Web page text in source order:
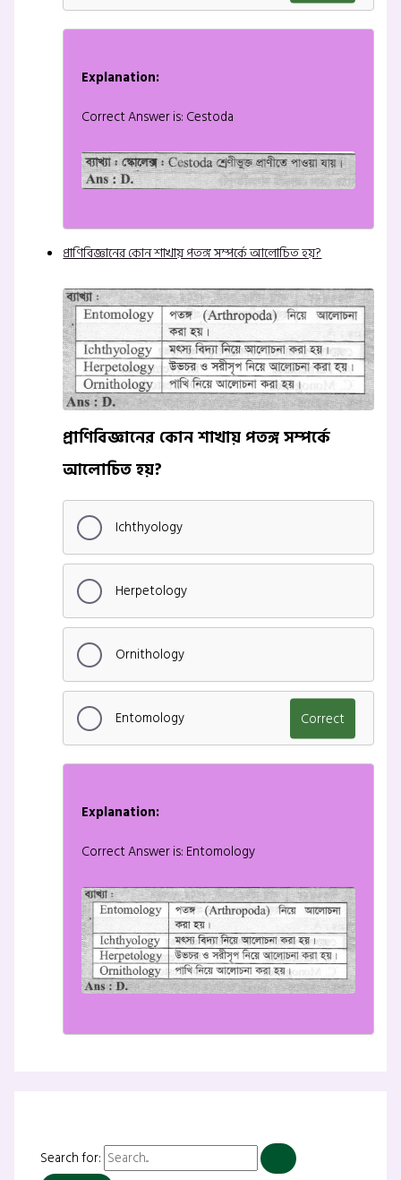
Explanation:
Correct Answer is: Cestoda
প্রাণিবিজ্ঞানের কোন শাখায় পতঙ্গ সম্পর্কে আলোচিত হয়?
প্রাণিবিজ্ঞানের কোন শাখায় পতঙ্গ সম্পর্কে
আলোচিত হয়?
Ichthyology
Herpetology
Ornithology
Entomology Correct
Explanation:
Correct Answer is: Entomology
Search for: